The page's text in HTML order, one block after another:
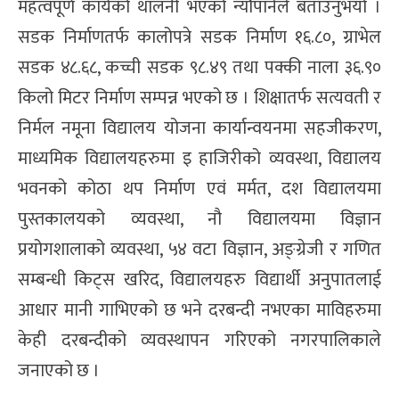
महत्वपूर्ण कार्यको थालनी भएको न्यौपानेले बताउनुभयो ।
सडक निर्माणतर्फ कालोपत्रे सडक निर्माण १६.८०, ग्राभेल
सडक ४८.६८, कच्ची सडक ९८.४९ तथा पक्की नाला ३६.९०
किलो मिटर निर्माण सम्पन्न भएको छ । शिक्षातर्फ सत्यवती र
निर्मल नमूना विद्यालय योजना कार्यान्वयनमा सहजीकरण,
माध्यमिक विद्यालयहरुमा इ हाजिरीको व्यवस्था, विद्यालय
भवनको कोठा थप निर्माण एवं मर्मत, दश विद्यालयमा
पुस्तकालयको व्यवस्था, नौ विद्यालयमा विज्ञान
प्रयोगशालाको व्यवस्था, ५४ वटा विज्ञान, अङ्ग्रेजी र गणित
सम्बन्धी किट्स खरिद, विद्यालयहरु विद्यार्थी अनुपातलाई
आधार मानी गाभिएको छ भने दरबन्दी नभएका माविहरुमा
केही दरबन्दीको व्यवस्थापन गरिएको नगरपालिकाले
जनाएको छ ।